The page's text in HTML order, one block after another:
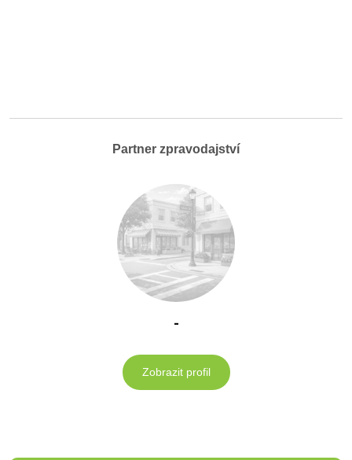
Partner zpravodajství
-
Zobrazit profil